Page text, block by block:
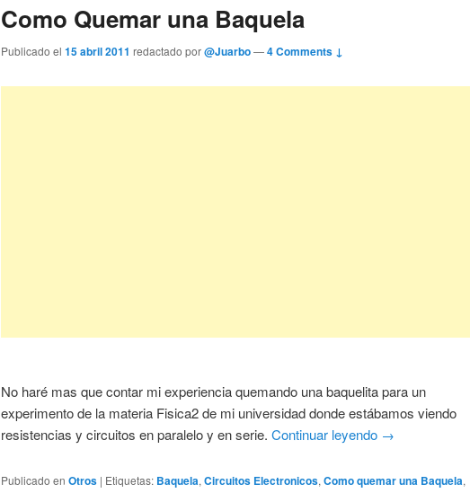
Como Quemar una Baquela
Publicado el15 abril 2011 redactado por@Juarbo—4 Comments ↓
No haré mas que contar mi experiencia quemando una baquelita para un
experimento de la materia Fisica2 de mi universidad donde estábamos viendo
resistencias y circuitos en paralelo y en serie.Continuar leyendo →
Publicado en Otros | Etiquetas: Baquela,Circuitos Electronicos,Como quemar una Baquela,